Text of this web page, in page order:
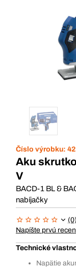
Číslo výrobku:
Aku
V
BACD-1 BL &
nabíjačky
(0)
Napíšte prvú
Technické
Napätie